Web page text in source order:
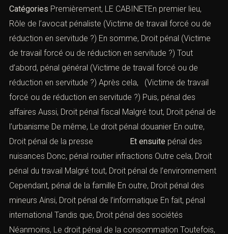
Catégories Premièrement, LE CABINETEn premier lieu,
Rôle de l’avocat pénaliste (Victime de travail forcé ou de
réduction en servitude ?) En somme, Droit pénal (Victime
de travail forcé ou de réduction en servitude ?) Tout
d’abord, pénal général (Victime de travail forcé ou de
réduction en servitude ?) Après cela, (Victime de travail
forcé ou de réduction en servitude ?) Puis, pénal des
affaires Aussi, Droit pénal fiscal Malgré tout, Droit pénal de
l’urbanisme De même, Le droit pénal douanier En outre,
Droit pénal de la presse
Et ensuite pénal des
nuisances Donc, pénal routier infractions Outre cela, Droit
pénal du travail Malgré tout, Droit pénal de l’environnement
Cependant, pénal de la famille En outre, Droit pénal des
mineurs Ainsi, Droit pénal de l’informatique En fait, pénal
international Tandis que, Droit pénal des sociétés
Néanmoins, Le droit pénal de la consommation Toutefois,